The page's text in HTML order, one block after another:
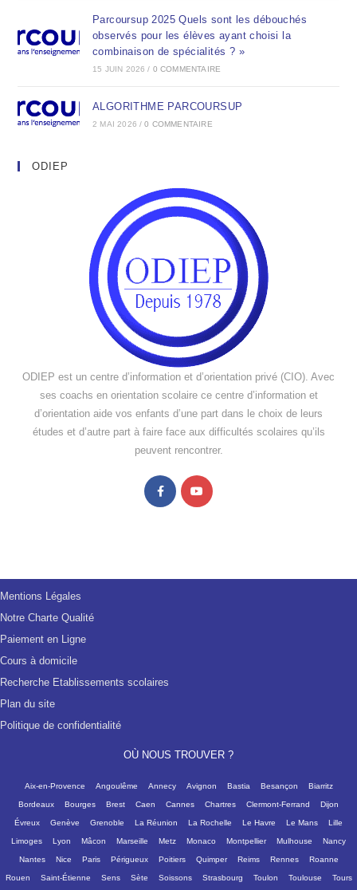
Parcoursup 2025 Quels sont les débouchés
observés pour les élèves ayant choisi la
combinaison de spécialités ? »
15 JUIN 2026 / 0 COMMENTAIRE
ALGORITHME PARCOURSUP
2 MAI 2026 / 0 COMMENTAIRE
ODIEP
ODIEP est un centre d’information et d’orientation privé (CIO). Avec
ses coachs en orientation scolaire ce centre d’information et
d’orientation aide vos enfants d’une part dans le choix de leurs
études et d’autre part à faire face aux difficultés scolaires qu’ils
peuvent rencontrer.
Mentions Légales
Notre Charte Qualité
Paiement en Ligne
Cours à domicile
Recherche Etablissements scolaires
Plan du site
Politique de confidentialité
OÙ NOUS TROUVER ?
Aix-en-Provence Angoulême Annecy Avignon Bastia Besançon Biarritz
Bordeaux Bourges Brest Caen Cannes Chartres Clermont-Ferrand Dijon
Évreux Genève Grenoble La Réunion La Rochelle Le Havre Le Mans Lille
Limoges Lyon Mâcon Marseille Metz Monaco Montpellier Mulhouse Nancy
Nantes Nice Paris Périgueux Poitiers Quimper Reims Rennes Roanne
Rouen Saint-Étienne Sens Sète Soissons Strasbourg Toulon Toulouse Tours